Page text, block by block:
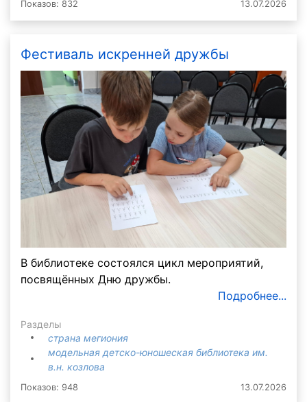
Показов: 832 13.07.2026
Фестиваль искренней дружбы
В библиотеке состоялся цикл мероприятий,
посвящённых Дню дружбы.
Подробнее...
Разделы
страна мегиония
модельная детско-юношеская библиотека им.
в.н. козлова
Показов: 948 13.07.2026